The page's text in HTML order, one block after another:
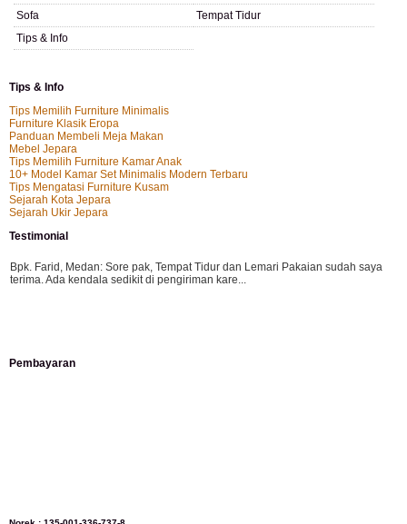
Sofa
Tempat Tidur
Tips & Info
Tips & Info
Tips Memilih Furniture Minimalis
Furniture Klasik Eropa
Panduan Membeli Meja Makan
Mebel Jepara
Tips Memilih Furniture Kamar Anak
10+ Model Kamar Set Minimalis Modern Terbaru
Tips Mengatasi Furniture Kusam
Sejarah Kota Jepara
Sejarah Ukir Jepara
Testimonial
Bpk. Farid, Medan: Sore pak, Tempat Tidur dan Lemari Pakaian sudah saya
terima. Ada kendala sedikit di pengiriman kare...
kursi teras saya sudah saya terima dan p...
Pembayaran